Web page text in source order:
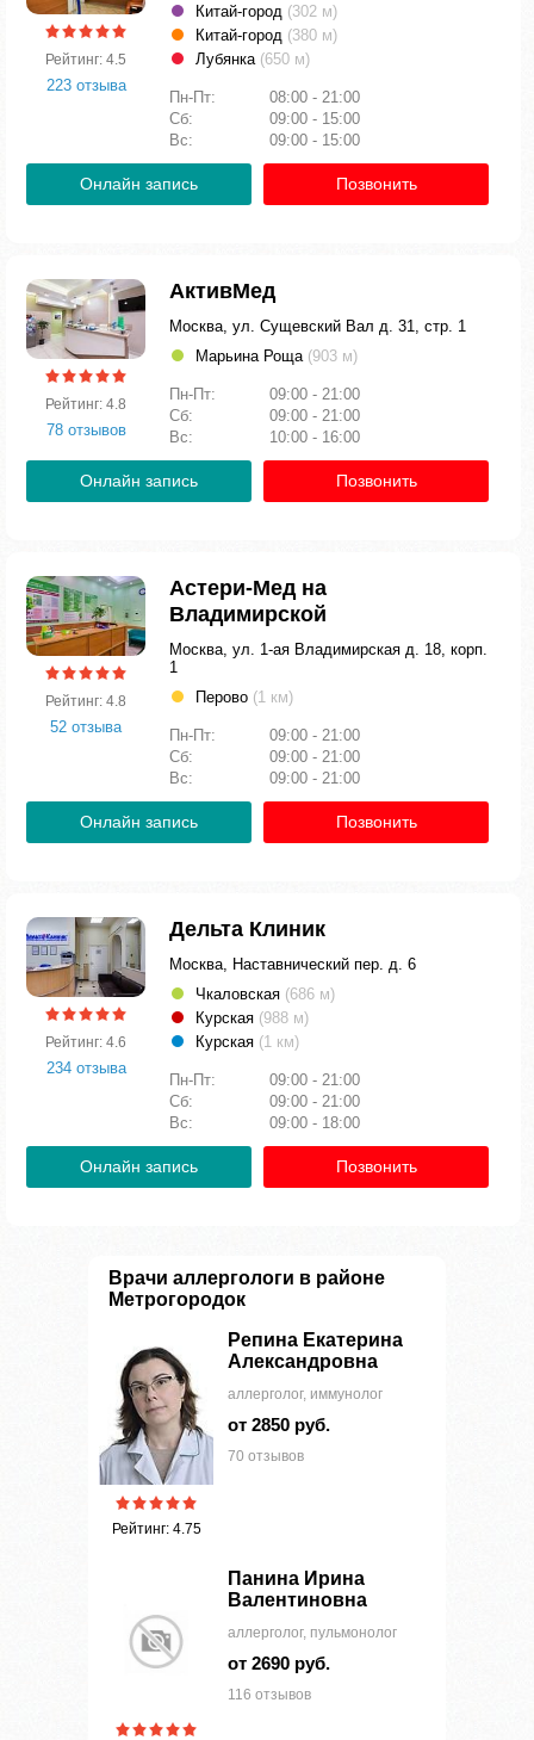
Рейтинг: 4.5
223 отзыва
Китай-город (302 м)
Китай-город (380 м)
Лубянка (650 м)
Пн-Пт:
08:00 - 21:00
Сб:
09:00 - 15:00
Вс:
09:00 - 15:00
Онлайн запись Позвонить
Рейтинг: 4.8
78 отзывов
АктивМед
Москва, ул. Сущевский Вал д. 31, стр. 1
Марьина Роща (903 м)
Пн-Пт:
09:00 - 21:00
Сб:
09:00 - 21:00
Вс:
10:00 - 16:00
Онлайн запись Позвонить
Рейтинг: 4.8
52 отзыва
Астери-Мед на
Владимирской
Москва, ул. 1-ая Владимирская д. 18, корп.
1
Перово (1 км)
Пн-Пт:
09:00 - 21:00
Сб:
09:00 - 21:00
Вс:
09:00 - 21:00
Онлайн запись Позвонить
Рейтинг: 4.6
234 отзыва
Дельта Клиник
Москва, Наставнический пер. д. 6
Чкаловская (686 м)
Курская (988 м)
Курская (1 км)
Пн-Пт:
09:00 - 21:00
Сб:
09:00 - 21:00
Вс:
09:00 - 18:00
Онлайн запись Позвонить
Врачи аллергологи в районе
Метрогородок
Рейтинг: 4.75
Репина Екатерина
Александровна
аллерголог, иммунолог
от 2850 руб.
70 отзывов
Панина Ирина
Валентиновна
аллерголог, пульмонолог
от 2690 руб.
116 отзывов